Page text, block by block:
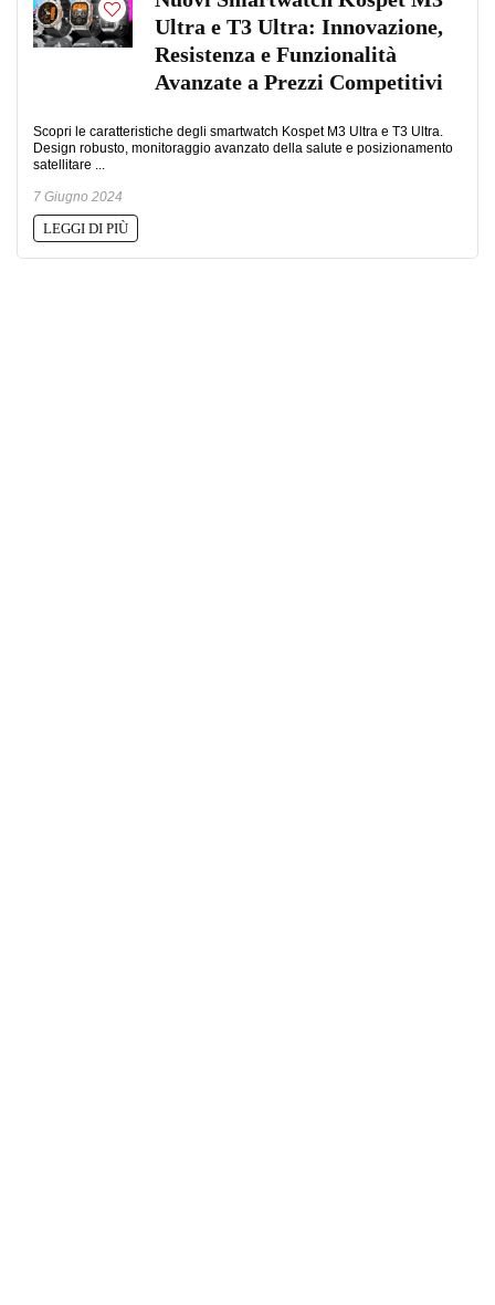
Ultra e T3 Ultra: Innovazione,
Resistenza e Funzionalità
Avanzate a Prezzi Competitivi
Scopri le caratteristiche degli smartwatch Kospet M3 Ultra e T3 Ultra.
Design robusto, monitoraggio avanzato della salute e posizionamento
satellitare ...
7 Giugno 2024
LEGGI DI PIÙ